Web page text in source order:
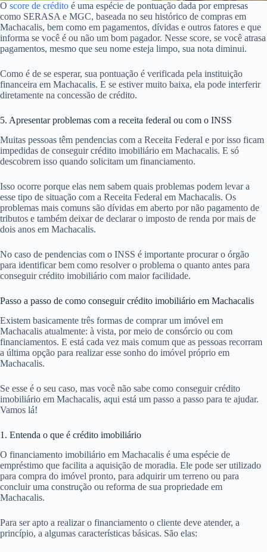
O score de crédito é uma espécie de pontuação dada por empresas
como SERASA e MGC, baseada no seu histórico de compras em
Machacalis, bem como em pagamentos, dívidas e outros fatores e que
informa se você é ou não um bom pagador. Nesse score, se você atrasa
pagamentos, mesmo que seu nome esteja limpo, sua nota diminui.
Como é de se esperar, sua pontuação é verificada pela instituição
financeira em Machacalis. E se estiver muito baixa, ela pode interferir
diretamente na concessão de crédito.
5. Apresentar problemas com a receita federal ou com o INSS
Muitas pessoas têm pendencias com a Receita Federal e por isso ficam
impedidas de conseguir crédito imobiliário em Machacalis. E só
descobrem isso quando solicitam um financiamento.
Isso ocorre porque elas nem sabem quais problemas podem levar a
esse tipo de situação com a Receita Federal em Machacalis. Os
problemas mais comuns são dívidas em aberto por não pagamento de
tributos e também deixar de declarar o imposto de renda por mais de
dois anos em Machacalis.
No caso de pendencias com o INSS é importante procurar o órgão
para identificar bem como resolver o problema o quanto antes para
conseguir crédito imobiliário com maior facilidade.
Passo a passo de como conseguir crédito imobiliário em Machacalis
Existem basicamente três formas de comprar um imóvel em
Machacalis atualmente: à vista, por meio de consórcio ou com
financiamentos. E está cada vez mais comum que as pessoas recorram
a última opção para realizar esse sonho do imóvel próprio em
Machacalis.
Se esse é o seu caso, mas você não sabe como conseguir crédito
imobiliário em Machacalis, aqui está um passo a passo para te ajudar.
Vamos lá!
1. Entenda o que é crédito imobiliário
O financiamento imobiliário em Machacalis é uma espécie de
empréstimo que facilita a aquisição de moradia. Ele pode ser utilizado
para compra do imóvel pronto, para adquirir um terreno ou para
concluir uma construção ou reforma de sua propriedade em
Machacalis.
Para ser apto a realizar o financiamento o cliente deve atender, a
princípio, a algumas características básicas. São elas: